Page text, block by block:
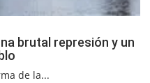
brutal represión y un
de la...